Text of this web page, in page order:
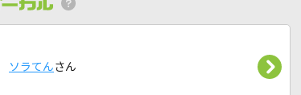
ソラてん さん